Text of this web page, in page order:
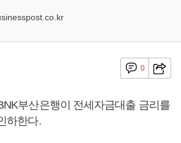
0
부산은행이 전세자금대출 금리를
하한다.